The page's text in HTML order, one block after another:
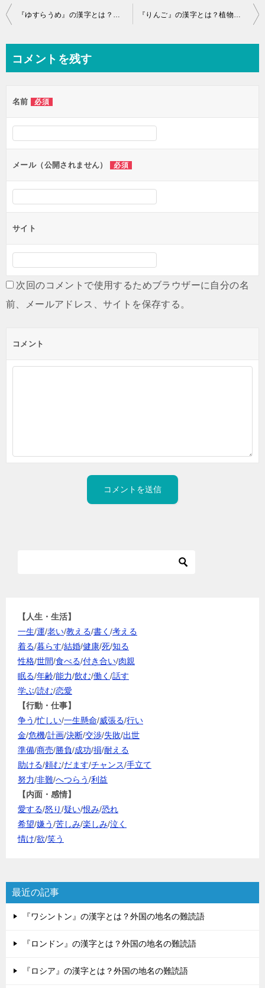
投
ビ
ー
シ
ン
『ゆすらうめ』の漢字とは？植物名,樹木,草花,作物の難読語 『りんご』の漢字とは？植物名,樹木,草花,作物の難読語
コメントを残す
名前 必須
メール（公開されません） 必須
サイト
次回のコメントで使用するためブラウザーに自分の名
前、メールアドレス、サイトを保存する。
コメント
【人生・生活】
一生/運/老い/教える/書く /考える
着る/暮らす/結婚/健康/死/知る
性格/世間/食べる/付き合い/肉親
眠る/年齢/能力/飲む/働く /話す
学ぶ/読む/恋愛
【行動・仕事】
争う/忙しい/一生懸命/威張る/行い
金/危機/計画/決断/交渉/失敗/出世
準備/商売/勝負/成功/損/耐える
助ける/頼む/だます/チャンス/手立て
努力/非難/へつらう/利益
【内面・感情】
愛する/怒り/疑い/恨み/恐れ
希望/嫌う/苦しみ/楽しみ/泣く
情け/欲/笑う
最近の記事
『ワシントン』の漢字とは？外国の地名の難読語
『ロンドン』の漢字とは？外国の地名の難読語
『ロシア』の漢字とは？外国の地名の難読語